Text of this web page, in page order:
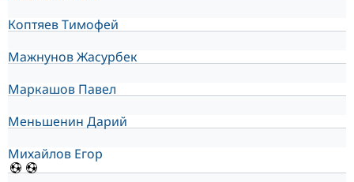
Коптяев Тимофей
Мажнунов Жасурбек
Маркашов Павел
Меньшенин Дарий
Михайлов Егор